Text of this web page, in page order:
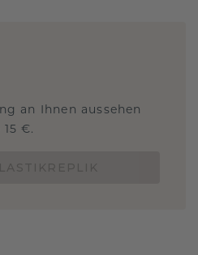
an Ihnen aussehen
€.